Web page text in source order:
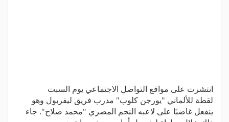
انتشرت على مواقع التواصل الاجتماعي يوم السبت
لقطة للألماني "يورجن كلوب" مدرب فريق ليفربول وهو
ينفعل غاضبًا على لاعبه النجم المصري "محمد صلاح". جاء